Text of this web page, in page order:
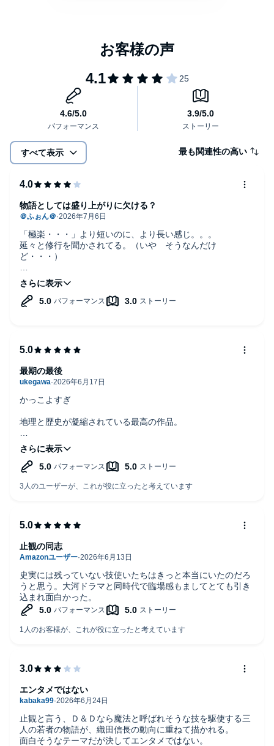
すべて表示 最も関連性の高い
「極楽・・・」より短いのに、より長い感じ。。。
延々と修行を聞かされてる。（いや そうなんだけ
ど・・・）
しかし、それを補う菅沢節！！ 菅沢公平氏の優勝です！！
正確に「読む」だけではなく、ちゃんと「聴かせる」菅沢
氏。
の選択が秀逸すぎます。
なんだったら「改行マーク」も読んでいるように聞こえます
物語としては盛り上がりに欠ける？
かっこよすぎ
地理と歴史が凝縮されている最高の作品。
史実に基づいていても、なんら不思議ではないくらい。
最期の最後
史実には残っていない技使いたちはきっと本当にいたのだろ
うと思う。大河ドラマと同時代で臨場感もましてとても引き
込まれ面白かった。
止観の同志
止観と言う、Ｄ＆Ｄなら魔法と呼ばれそうな技を駆使する三
人の若者の物語が、織田信長の動向に重ねて描かれる。
面白そうなテーマだが決してエンタメではない。
エンタメではない